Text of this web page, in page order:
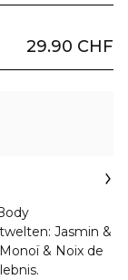
29.90 CHF
Jasmin &
Monoï & Noix de